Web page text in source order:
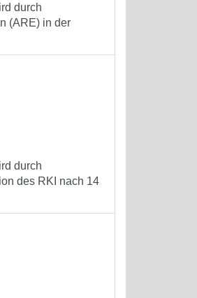
durch
(ARE) in der
durch
des RKI nach 14